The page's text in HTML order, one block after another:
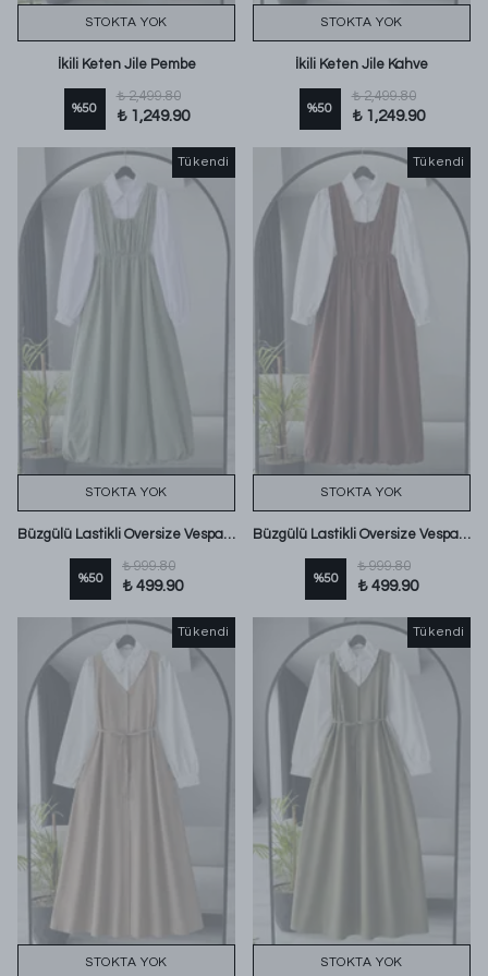
STOKTA YOK
İkili Keten Jile Pembe
%50
₺ 2,499.80
₺ 1,249.90
STOKTA YOK
İkili Keten Jile Kahve
%50
₺ 2,499.80
₺ 1,249.90
Tükendi
STOKTA YOK
Büzgülü Lastikli Oversize Vespa Kırınkı Jile Yeşil
%50
₺ 999.80
₺ 499.90
Tükendi
STOKTA YOK
Büzgülü Lastikli Oversize Vespa Kırınkı Jile Kahve
%50
₺ 999.80
₺ 499.90
Tükendi
STOKTA YOK
Tükendi
STOKTA YOK